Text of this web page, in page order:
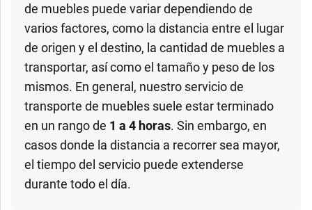
de muebles puede variar dependiendo de
varios factores, como la distancia entre el lugar
de origen y el destino, la cantidad de muebles a
transportar, así como el tamaño y peso de los
mismos. En general, nuestro servicio de
transporte de muebles suele estar terminado
en un rango de 1 a 4 horas. Sin embargo, en
casos donde la distancia a recorrer sea mayor,
el tiempo del servicio puede extenderse
durante todo el día.